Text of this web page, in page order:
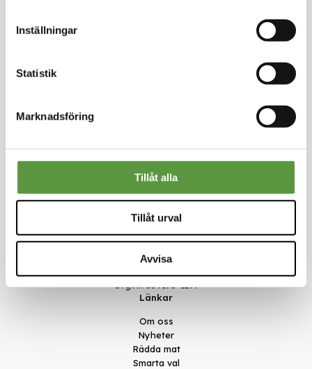
Inställningar
Statistik
Marknadsföring
Tillåt alla
Tillåt urval
Avvisa
Artikel nummer
Länkar
Om oss
Nyheter
Rädda mat
Smarta val
Kungstorget 1
451 30 Uddevalla
Org.nr. 559173-1277